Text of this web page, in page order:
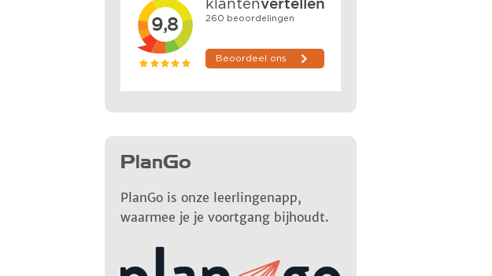
PlanGo
PlanGo is onze leerlingenapp,
waarmee je je voortgang bijhoudt.